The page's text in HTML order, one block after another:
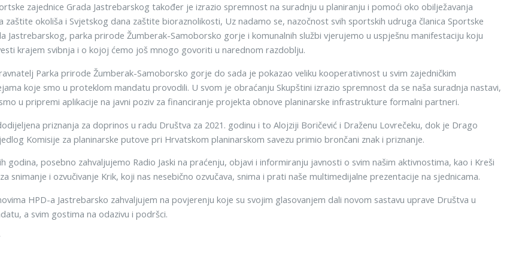
zajednice Grada Jastrebarskog također je izrazio spremnost na suradnju u planiranju i pomoći oko obilježavanja
zaštite okoliša i Svjetskog dana zaštite bioraznolikosti, Uz nadamo se, nazočnost svih sportskih udruga članica Sportske
Jastrebarskog, parka prirode Žumberak-Samoborsko gorje i komunalnih službi vjerujemo u uspješnu manifestaciju koju
krajem svibnja i o kojoj ćemo još mnogo govoriti u narednom razdoblju.
Parka prirode Žumberak-Samoborsko gorje do sada je pokazao veliku kooperativnost u svim zajedničkim
koje smo u proteklom mandatu provodili. U svom je obraćanju Skupštini izrazio spremnost da se naša suradnja nastavi,
u pripremi aplikacije na javni poziv za financiranje projekta obnove planinarske infrastrukture formalni partneri.
priznanja za doprinos u radu Društva za 2021. godinu i to Alojziji Boričević i Draženu Lovrečeku, dok je Drago
Komisije za planinarske putove pri Hrvatskom planinarskom savezu primio brončani znak i priznanje.
godina, posebno zahvaljujemo Radio Jaski na praćenju, objavi i informiranju javnosti o svim našim aktivnostima, kao i Kreši
snimanje i ozvučivanje Krik, koji nas nesebično ozvučava, snima i prati naše multimedijalne prezentacije na sjednicama.
HPD-a Jastrebarsko zahvaljujem na povjerenju koje su svojim glasovanjem dali novom sastavu uprave Društva u
a svim gostima na odazivu i podršci.